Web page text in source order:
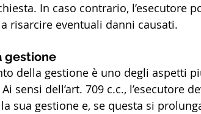
In caso contrario, l’esecutore
risarcire eventuali danni causati.
gestione
della gestione è uno degli aspetti
sensi dell’art. 709 c.c., l’esecutore
sua gestione e, se questa si